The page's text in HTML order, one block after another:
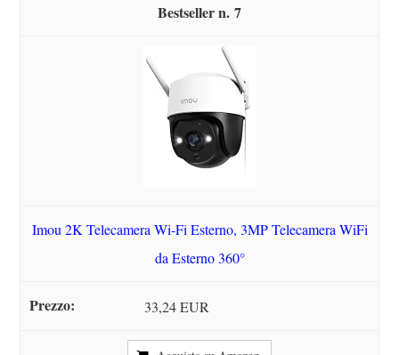
7
Imou 2K Telecamera Wi-Fi Esterno, 3MP Telecamera WiFi
da Esterno 360°
33,24 EUR